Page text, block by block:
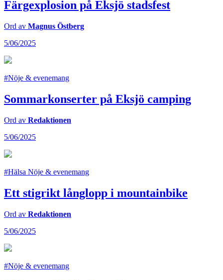
Färgexplosion på Eksjö stadsfest
Ord av Magnus Östberg
5/06/2025
#Nöje & evenemang
Sommarkonserter på Eksjö camping
Ord av Redaktionen
5/06/2025
#Hälsa Nöje & evenemang
Ett stigrikt långlopp i mountainbike
Ord av Redaktionen
5/06/2025
#Nöje & evenemang